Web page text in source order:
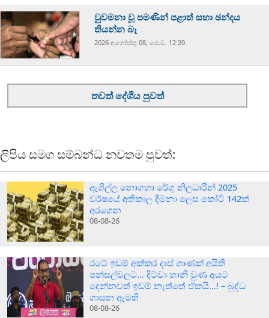
වුවමනා වූ පමණින් පළාත් සභා ඡන්දය
තියන්න බෑ
2026 අගෝස්‍තු 08, පෙ.ව. 12:20
තවත් දේශීය පුවත්
ලිපිය සමග සම්බන්ධ නවතම පුවත්:
ඇගිල්ල නොගහා රේගු නිලධාරින් 2025
වර්ෂයේ අතිකාල දීමනා ලෙස කෝටි 142ක්
අරගෙන
08-08-26
රටේ ඉඩම් අක්කර දාස් ගාණක් අයිති
පන්සල්වලට… දිට්වා හානි වුණ අයට
දෙන්නවත් ඉඩම් නැත්තේ ඒකයි…! – බුද්ධ
ශාසන ඇමති
08-08-26